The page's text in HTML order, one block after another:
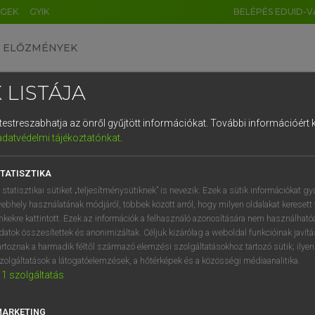
GYIK BELÉPÉS EDUID-
ELŐZMÉNYEK
szótár
VAN ELŐFIZETÉSED?
megtekintéséhez.
LISTÁJA
az önről gyűjtött információkat. További információért
tájékoztatónkat.
statisztikai sütiket „teljesítménysütiknek” is nevezik. Ezek a sütik információkat
használatának módjáról, többek között arról, hogy milyen oldalakat keresett
kattintott. Ezek az információk a felhasználó azonosítására nem
összesítettek és anonimizáltak. Céljuk kizárólag a weboldal funkcióinak
a harmadik féltől származó elemzési szolgáltatásokhoz tartozó sütik;
a látogatóelemzések, a hőtérképek és a közösségi médiaanalitika.
1 szolgáltatás
DE CN FR ES IT NL
1 2 3 4 5 6 7 8 9
q w e r t z u i
a s d f g h j k l é
í y x c v b n m , .